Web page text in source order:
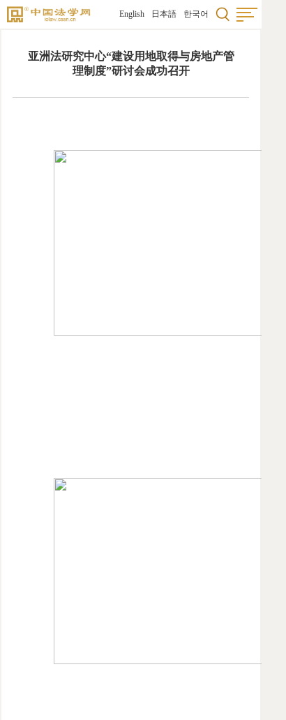
English 日本語 한국어
亚洲法研究中心“建设用地取得与房地产管
理制度”研讨会成功召开